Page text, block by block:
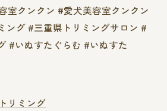
室クンクン #愛犬美容室クンクン
ング #三重県トリミングサロン #
#いぬすたぐらむ #いぬすた
リミング